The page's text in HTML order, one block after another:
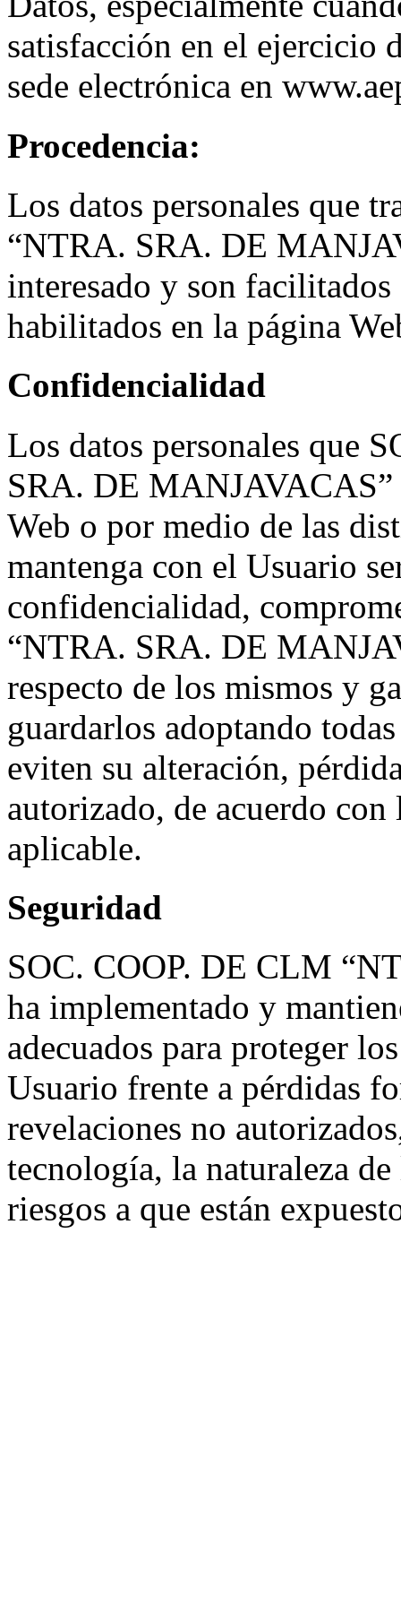
satisfacción en el ejercicio
sede electrónica en
Procedencia:
Los datos personales que
“NTRA. SRA. DE
interesado y son
habilitados en la página
Confidencialidad
Los datos personales que
SRA. DE MANJAVACAS”
Web o por medio de las
mantenga con el Usuario
confidencialidad,
“NTRA. SRA. DE
respecto de los mismos y
guardarlos adoptando
eviten su alteración,
autorizado, de acuerdo
aplicable.
Seguridad
SOC. COOP. DE CLM
ha implementado y
adecuados para proteger
Usuario frente a pérdidas
revelaciones no
tecnología, la naturaleza
riesgos a que están